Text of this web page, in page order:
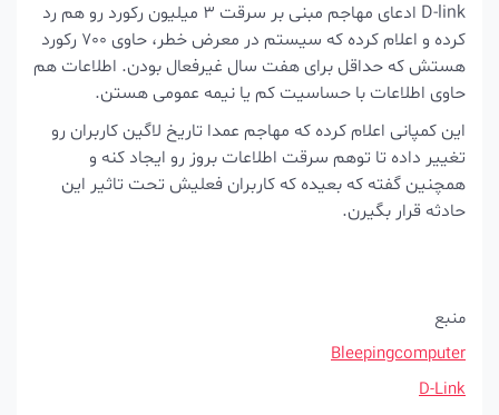
D-link ادعای مهاجم مبنی بر سرقت 3 میلیون رکورد رو هم رد
کرده و اعلام کرده که سیستم در معرض خطر، حاوی 700 رکورد
هستش که حداقل برای هفت سال غیرفعال بودن. اطلاعات هم
حاوی اطلاعات با حساسیت کم یا نیمه عمومی هستن.
این کمپانی اعلام کرده که مهاجم عمدا تاریخ لاگین کاربران رو
تغییر داده تا توهم سرقت اطلاعات بروز رو ایجاد کنه و
همچنین گفته که بعیده که کاربران فعلیش تحت تاثیر این
حادثه قرار بگیرن.
Bleepingcomputer
D-Link